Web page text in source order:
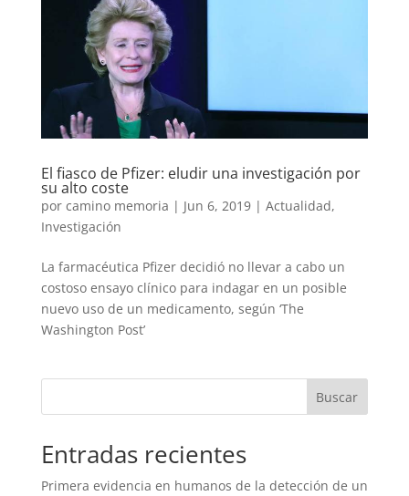
El fiasco de Pfizer: eludir una investigación por
su alto coste
por camino memoria | Jun 6, 2019| Actualidad,
Investigación
La farmacéutica Pfizer decidió no llevar a cabo un
costoso ensayo clínico para indagar en un posible
nuevo uso de un medicamento, según ‘The
Washington Post’
Entradas recientes
Primera evidencia en humanos de la detección de un